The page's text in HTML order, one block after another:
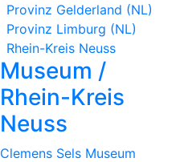
Provinz Gelderland (NL)
Provinz Limburg (NL)
Rhein-Kreis Neuss
Museum /
Rhein-Kreis
Neuss
Clemens Sels Museum